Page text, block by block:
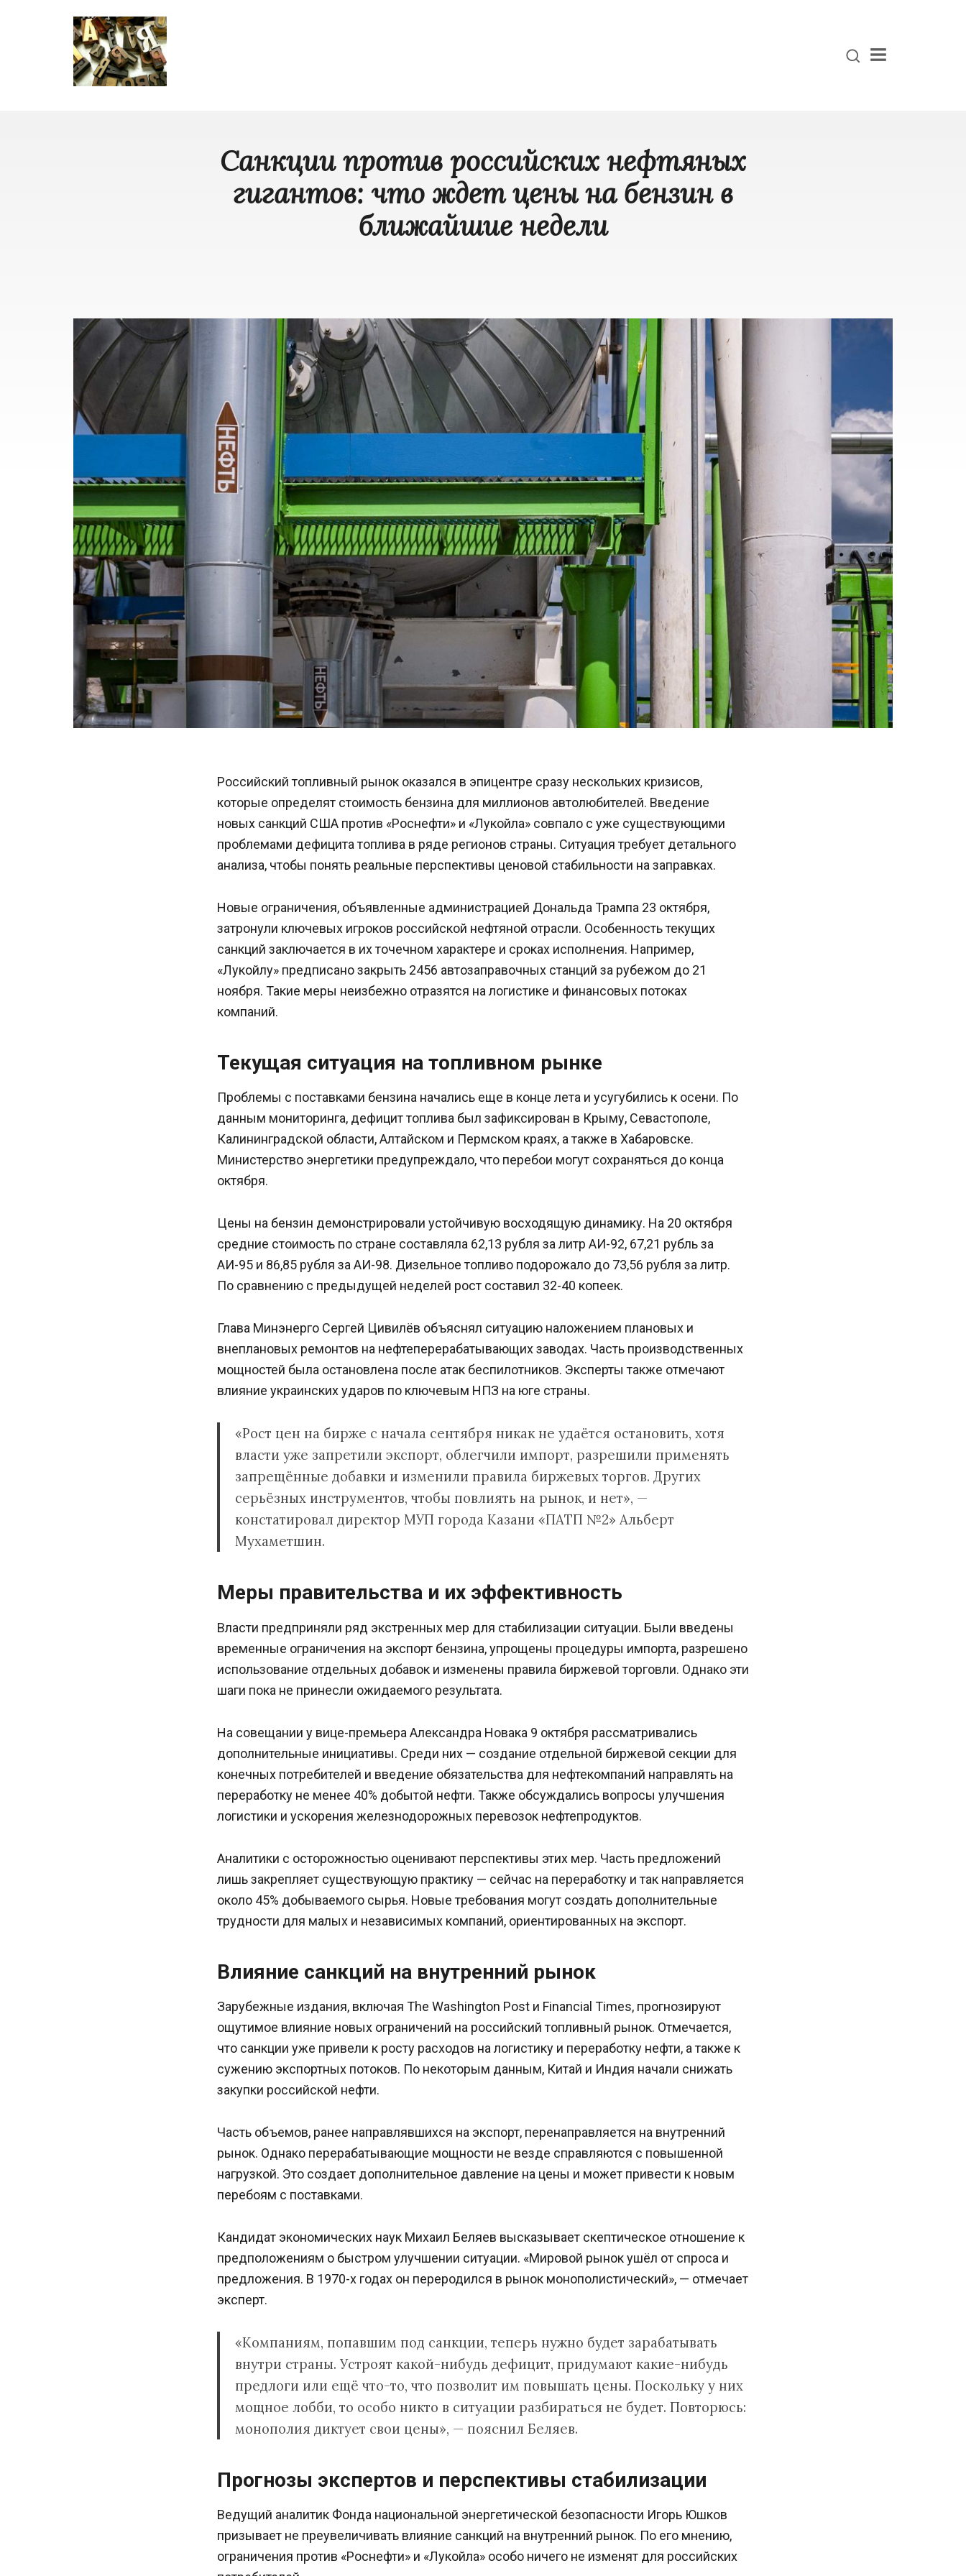
Санкции против российских нефтяных
гигантов: что ждет цены на бензин в
ближайшие недели
Российский топливный рынок оказался в эпицентре сразу нескольких кризисов,
которые определят стоимость бензина для миллионов автолюбителей. Введение
новых санкций США против «Роснефти» и «Лукойла» совпало с уже существующими
проблемами дефицита топлива в ряде регионов страны. Ситуация требует детального
анализа, чтобы понять реальные перспективы ценовой стабильности на заправках.
Новые ограничения, объявленные администрацией Дональда Трампа 23 октября,
затронули ключевых игроков российской нефтяной отрасли. Особенность текущих
санкций заключается в их точечном характере и сроках исполнения. Например,
«Лукойлу» предписано закрыть 2456 автозаправочных станций за рубежом до 21
ноября. Такие меры неизбежно отразятся на логистике и финансовых потоках
компаний.
Текущая ситуация на топливном рынке
Проблемы с поставками бензина начались еще в конце лета и усугубились к осени. По
данным мониторинга, дефицит топлива был зафиксирован в Крыму, Севастополе,
Калининградской области, Алтайском и Пермском краях, а также в Хабаровске.
Министерство энергетики предупреждало, что перебои могут сохраняться до конца
октября.
Цены на бензин демонстрировали устойчивую восходящую динамику. На 20 октября
средние стоимость по стране составляла 62,13 рубля за литр АИ-92, 67,21 рубль за
АИ-95 и 86,85 рубля за АИ-98. Дизельное топливо подорожало до 73,56 рубля за литр.
По сравнению с предыдущей неделей рост составил 32-40 копеек.
Глава Минэнерго Сергей Цивилёв объяснял ситуацию наложением плановых и
внеплановых ремонтов на нефтеперерабатывающих заводах. Часть производственных
мощностей была остановлена после атак беспилотников. Эксперты также отмечают
влияние украинских ударов по ключевым НПЗ на юге страны.
«Рост цен на бирже с начала сентября никак не удаётся остановить, хотя
власти уже запретили экспорт, облегчили импорт, разрешили применять
запрещённые добавки и изменили правила биржевых торгов. Других
серьёзных инструментов, чтобы повлиять на рынок, и нет», —
констатировал директор МУП города Казани «ПАТП №2» Альберт
Мухаметшин.
Меры правительства и их эффективность
Власти предприняли ряд экстренных мер для стабилизации ситуации. Были введены
временные ограничения на экспорт бензина, упрощены процедуры импорта, разрешено
использование отдельных добавок и изменены правила биржевой торговли. Однако эти
шаги пока не принесли ожидаемого результата.
На совещании у вице-премьера Александра Новака 9 октября рассматривались
дополнительные инициативы. Среди них — создание отдельной биржевой секции для
конечных потребителей и введение обязательства для нефтекомпаний направлять на
переработку не менее 40% добытой нефти. Также обсуждались вопросы улучшения
логистики и ускорения железнодорожных перевозок нефтепродуктов.
Аналитики с осторожностью оценивают перспективы этих мер. Часть предложений
лишь закрепляет существующую практику — сейчас на переработку и так направляется
около 45% добываемого сырья. Новые требования могут создать дополнительные
трудности для малых и независимых компаний, ориентированных на экспорт.
Влияние санкций на внутренний рынок
Зарубежные издания, включая The Washington Post и Financial Times, прогнозируют
ощутимое влияние новых ограничений на российский топливный рынок. Отмечается,
что санкции уже привели к росту расходов на логистику и переработку нефти, а также к
сужению экспортных потоков. По некоторым данным, Китай и Индия начали снижать
закупки российской нефти.
Часть объемов, ранее направлявшихся на экспорт, перенаправляется на внутренний
рынок. Однако перерабатывающие мощности не везде справляются с повышенной
нагрузкой. Это создает дополнительное давление на цены и может привести к новым
перебоям с поставками.
Кандидат экономических наук Михаил Беляев высказывает скептическое отношение к
предположениям о быстром улучшении ситуации. «Мировой рынок ушёл от спроса и
предложения. В 1970-х годах он переродился в рынок монополистический», — отмечает
эксперт.
«Компаниям, попавшим под санкции, теперь нужно будет зарабатывать
внутри страны. Устроят какой-нибудь дефицит, придумают какие-нибудь
предлоги или ещё что-то, что позволит им повышать цены. Поскольку у них
мощное лобби, то особо никто в ситуации разбираться не будет. Повторюсь:
монополия диктует свои цены», — пояснил Беляев.
Прогнозы экспертов и перспективы стабилизации
Ведущий аналитик Фонда национальной энергетической безопасности Игорь Юшков
призывает не преувеличивать влияние санкций на внутренний рынок. По его мнению,
ограничения против «Роснефти» и «Лукойла» особо ничего не изменят для российских